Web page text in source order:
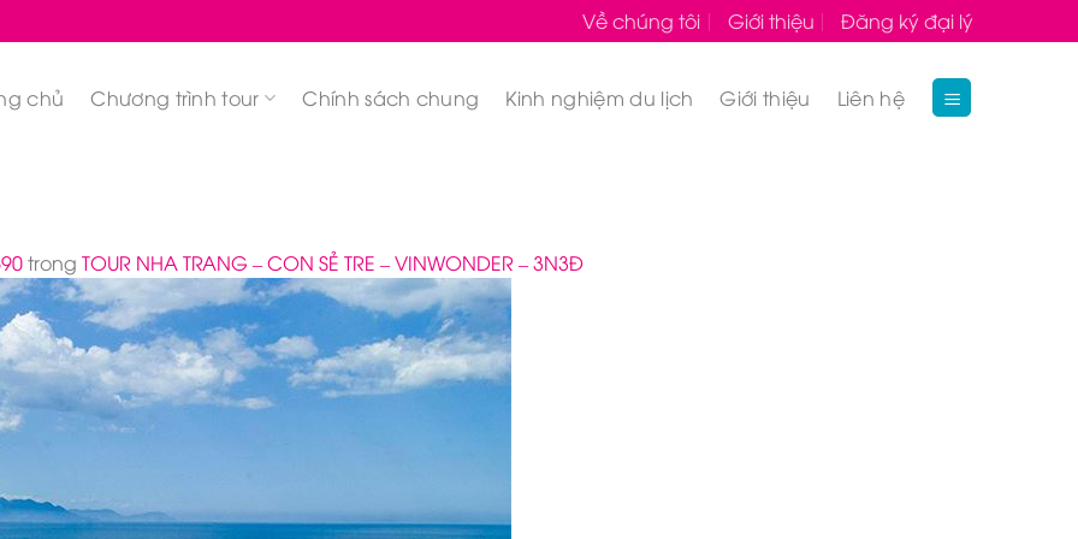
Về chúng tôi Giới thiệu Đăng ký đại lý
chủ Chương trình tour Chính sách chung Kinh nghiệm du lịch Giới thiệu Liên hệ
trong TOUR NHA TRANG – CON SẺ TRE – VINWONDER – 3N3Đ